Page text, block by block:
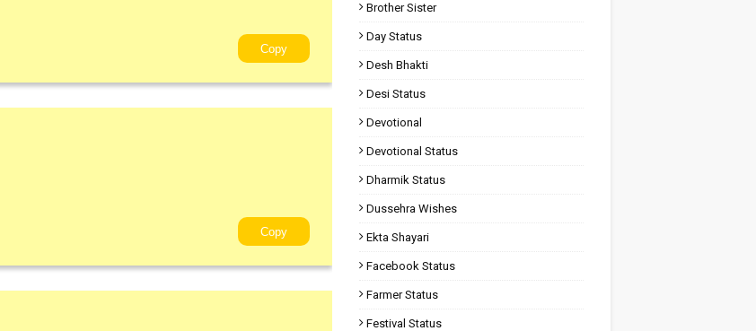
Copy
Copy
Brother Sister
Day Status
Desh Bhakti
Desi Status
Devotional
Devotional Status
Dharmik Status
Dussehra Wishes
Ekta Shayari
Facebook Status
Farmer Status
Festival Status